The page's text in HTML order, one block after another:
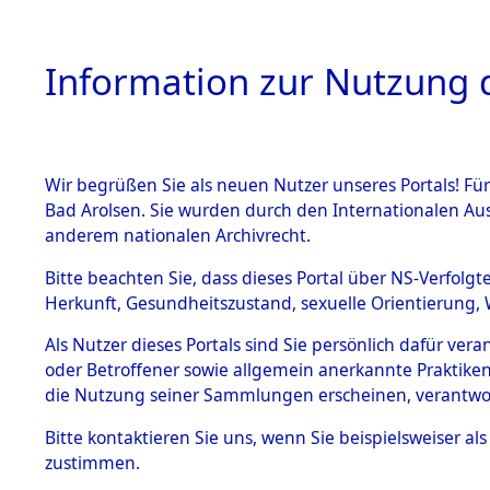
HOME
BESTÄNDE
Inhaftierungsdoku
mente
5. Verschiedenes
Todesmärsche
5.3.1 Alliierte
Information zur Nutzung
Wir begrüßen Sie als neuen Nutzer unseres Portals!
Bad Arolsen. Sie wurden durch den Internationalen
anderem nationalen Archivrecht.
Bitte beachten Sie, dass dieses Portal über NS-
Herkunft, Gesundheitszustand, sexuelle
Als Nutzer dieses Portals sind Sie persönlich dafür
oder Betroffener sowie allgemein anerkannte
die Nutzung seiner Sammlungen erscheinen,
Bitte kontaktieren Sie uns, wenn Sie beispielsweiser
zustimmen.